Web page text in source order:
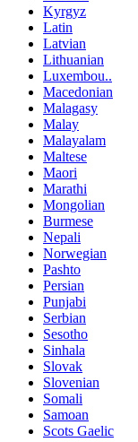
Kyrgyz
Latin
Latvian
Lithuanian
Luxembou..
Macedonian
Malagasy
Malay
Malayalam
Maltese
Maori
Marathi
Mongolian
Burmese
Nepali
Norwegian
Pashto
Persian
Punjabi
Serbian
Sesotho
Sinhala
Slovak
Slovenian
Somali
Samoan
Scots Gaelic